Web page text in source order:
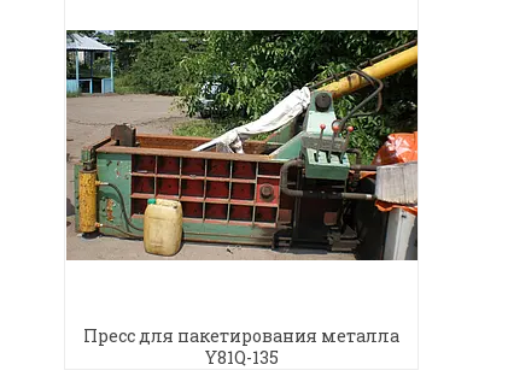
Пресс для пакетирования металла
Y81Q-135